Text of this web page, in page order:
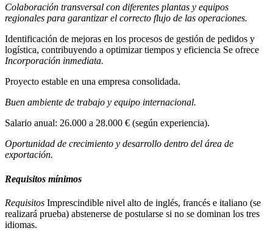
Colaboración transversal con diferentes plantas y equipos
regionales para garantizar el correcto flujo de las operaciones.
Identificación de mejoras en los procesos de gestión de pedidos y
logística, contribuyendo a optimizar tiempos y eficiencia Se ofrece
Incorporación inmediata.
Proyecto estable en una empresa consolidada.
Buen ambiente de trabajo y equipo internacional.
Salario anual: 26.000 a 28.000 € (según experiencia).
Oportunidad de crecimiento y desarrollo dentro del área de
exportación.
Requisitos mínimos
Requisitos Imprescindible nivel alto de inglés, francés e italiano (se
realizará prueba) abstenerse de postularse si no se dominan los tres
idiomas.